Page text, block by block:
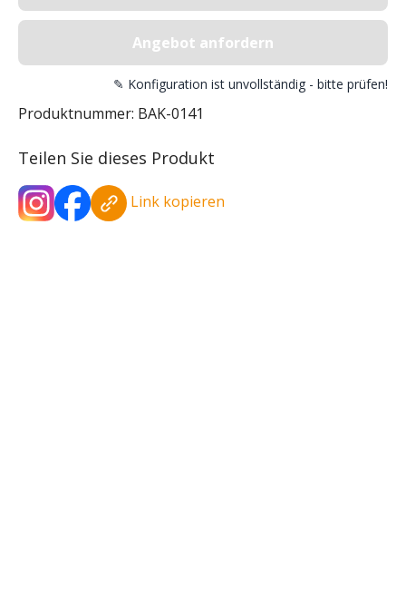
Angebot anfordern
✎ Konfiguration ist unvollständig - bitte prüfen!
Produktnummer: BAK-0141
Teilen Sie dieses Produkt
Link kopieren